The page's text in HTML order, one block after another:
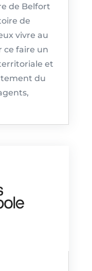
de Belfort
de
vivre au
ce faire un
et
du